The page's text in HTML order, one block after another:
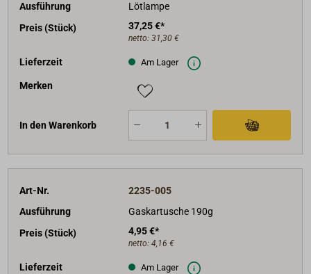
Ausführung
Lötlampe
Preis (Stück)
37,25 €*
netto: 31,30 €
Lieferzeit Am Lager
Merken
In den Warenkorb
Art-Nr.
2235-005
Ausführung
Gaskartusche 190g
Preis (Stück)
4,95 €*
netto: 4,16 €
Lieferzeit Am Lager